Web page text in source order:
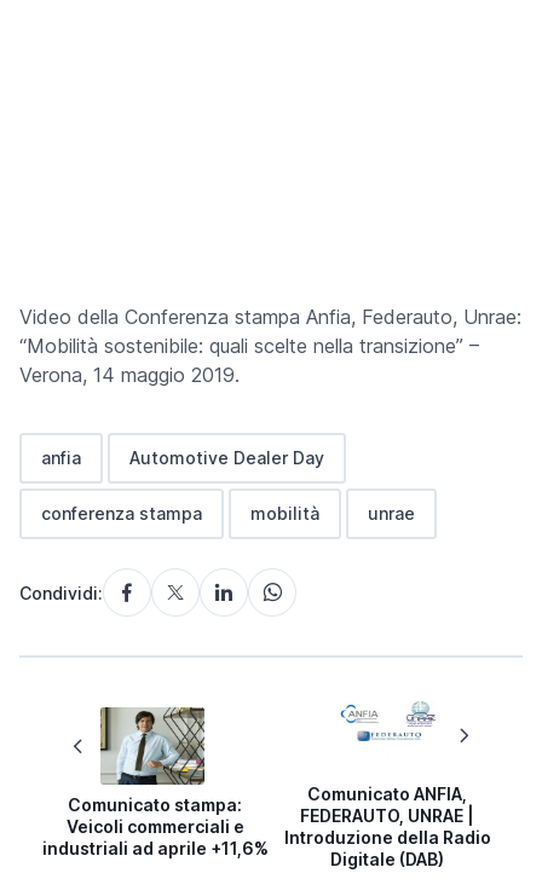
Video della Conferenza stampa Anfia, Federauto, Unrae:
“Mobilità sostenibile: quali scelte nella transizione” –
Verona, 14 maggio 2019.
anfia Automotive Dealer Day
conferenza stampa mobilità unrae
Condividi:
Comunicato stampa:
Veicoli commerciali e
industriali ad aprile +11,6%
Comunicato ANFIA,
FEDERAUTO, UNRAE |
Introduzione della Radio
Digitale (DAB)